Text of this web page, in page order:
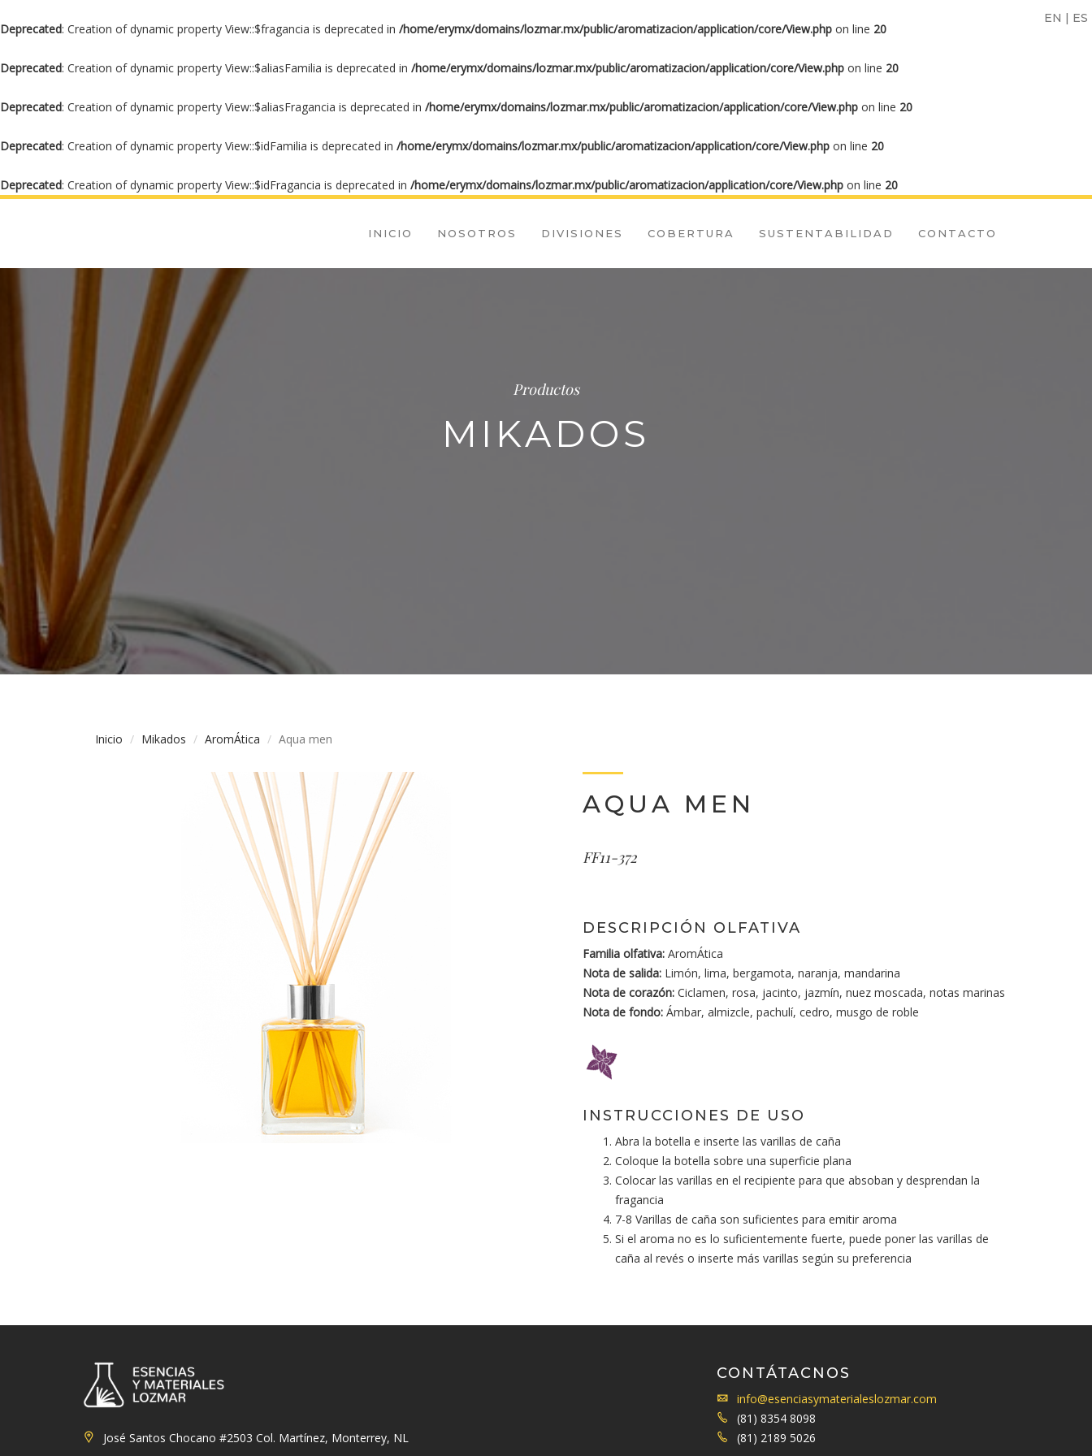
Deprecated: Creation of dynamic property View::$fragancia is deprecated in /home/erymx/domains/lozmar.mx/public/aromatizacion/application/core/View.php on line 20
Deprecated: Creation of dynamic property View::$aliasFamilia is deprecated in /home/erymx/domains/lozmar.mx/public/aromatizacion/application/core/View.php on line 20
Deprecated: Creation of dynamic property View::$aliasFragancia is deprecated in /home/erymx/domains/lozmar.mx/public/aromatizacion/application/core/View.php on line 20
Deprecated: Creation of dynamic property View::$idFamilia is deprecated in /home/erymx/domains/lozmar.mx/public/aromatizacion/application/core/View.php on line 20
Deprecated: Creation of dynamic property View::$idFragancia is deprecated in /home/erymx/domains/lozmar.mx/public/aromatizacion/application/core/View.php on line 20
EN | ES
INICIO NOSOTROS DIVISIONES COBERTURA SUSTENTABILIDAD CONTACTO
Productos
MIKADOS
Inicio Mikados AromÁtica Aqua men
AQUA MEN
FF11-372
DESCRIPCIÓN OLFATIVA
Familia olfativa: AromÁtica
Nota de salida: Limón, lima, bergamota, naranja, mandarina
Nota de corazón: Ciclamen, rosa, jacinto, jazmín, nuez moscada, notas marinas
Nota de fondo: Ámbar, almizcle, pachulí, cedro, musgo de roble
INSTRUCCIONES DE USO
Abra la botella e inserte las varillas de caña
Coloque la botella sobre una superficie plana
Colocar las varillas en el recipiente para que absoban y desprendan la
fragancia
7-8 Varillas de caña son suficientes para emitir aroma
Si el aroma no es lo suficientemente fuerte, puede poner las varillas de
caña al revés o inserte más varillas según su preferencia
José Santos Chocano #2503 Col. Martínez, Monterrey, NL
CONTÁTACNOS
info@esenciasymaterialeslozmar.com
(81) 8354 8098
(81) 2189 5026